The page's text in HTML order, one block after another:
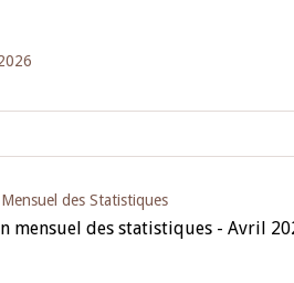
des Statistiques
mensuel des statistiques - Avril